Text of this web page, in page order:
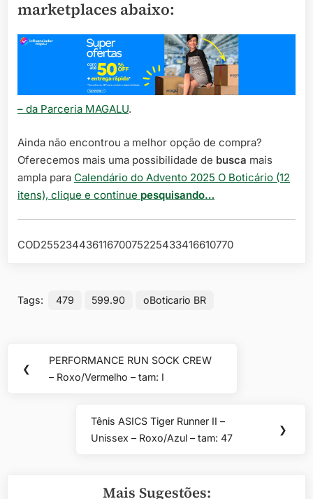
marketplaces abaixo:
– da Parceria MAGALU.
Ainda não encontrou a melhor opção de compra?
Oferecemos mais uma possibilidade de busca mais
ampla para Calendário do Advento 2025 O Boticário (12
itens), clique e continue pesquisando…
COD25523443611670075225433416610770
Tags: 479 599.90 oBoticario BR
Navegação
de
❮
Previous
Post:
PERFORMANCE RUN SOCK CREW
– Roxo/Vermelho – tam: I
Next
Post:
Tênis ASICS Tiger Runner II –
Unissex – Roxo/Azul – tam: 47
❯
Mais Sugestões: